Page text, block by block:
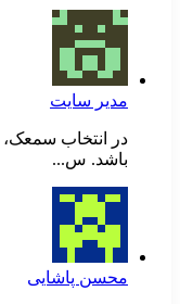
مدیر سایت
در انتخاب سمعک،
باشد. س...
محسن پاشایی